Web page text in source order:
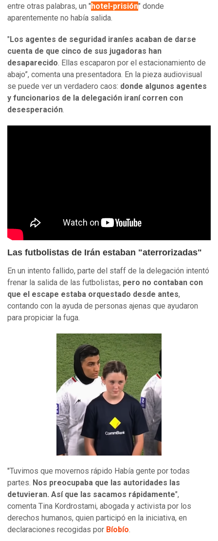
entre otras palabras, un " hotel-prisión" donde
aparentemente no había salida.
" Los agentes de seguridad iraníes acaban de darse
cuenta de que cinco de sus jugadoras han
desaparecido. Ellas escaparon por el estacionamiento de
abajo”, comenta una presentadora. En la pieza audiovisual
se puede ver un verdadero caos: donde algunos agentes
y funcionarios de la delegación iraní corren con
desesperación.
Las futbolistas de Irán estaban "aterrorizadas"
En un intento fallido, parte del staff de la delegación intentó
frenar la salida de las futbolistas, pero no contaban con
que el escape estaba orquestado desde antes,
contando con la ayuda de personas ajenas que ayudaron
para propiciar la fuga.
"Tuvimos que movernos rápido Había gente por todas
partes. Nos preocupaba que las autoridades las
detuvieran. Así que las sacamos rápidamente",
comenta Tina Kordrostami, abogada y activista por los
derechos humanos, quien participó en la iniciativa, en
declaraciones recogidas por Bíobío.